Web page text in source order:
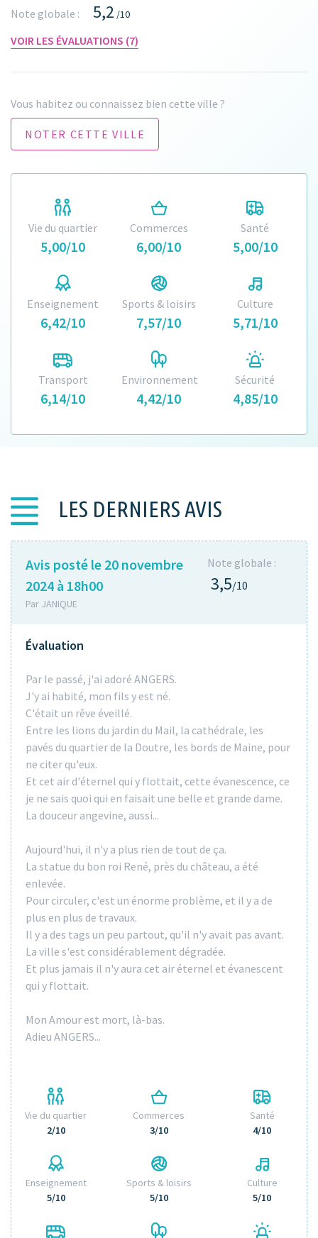
Note globale : 5,2 /10
VOIR LES ÉVALUATIONS (7)
Vous habitez ou connaissez bien cette ville ?
NOTER CETTE VILLE
Vie du quartier
5,00/10
Commerces
6,00/10
Santé
5,00/10
Enseignement
6,42/10
Sports & loisirs
7,57/10
Culture
5,71/10
Transport
6,14/10
Environnement
4,42/10
Sécurité
4,85/10
LES DERNIERS AVIS
Avis posté le 20 novembre
2024 à 18h00
Par JANIQUE
Note globale :
3,5/10
Évaluation
Par le passé, j'ai adoré ANGERS.
J'y ai habité, mon fils y est né.
C'était un rêve éveillé.
Entre les lions du jardin du Mail, la cathédrale, les
pavés du quartier de la Doutre, les bords de Maine, pour
ne citer qu'eux.
Et cet air d'éternel qui y flottait, cette évanescence, ce
je ne sais quoi qui en faisait une belle et grande dame.
La douceur angevine, aussi...
Aujourd'hui, il n'y a plus rien de tout de ça.
La statue du bon roi René, près du château, a été
enlevée.
Pour circuler, c'est un énorme problème, et il y a de
plus en plus de travaux.
Il y a des tags un peu partout, qu'il n'y avait pas avant.
La ville s'est considérablement dégradée.
Et plus jamais il n'y aura cet air éternel et évanescent
qui y flottait.
Mon Amour est mort, là-bas.
Adieu ANGERS...
Vie du quartier
2/10
Commerces
3/10
Santé
4/10
Enseignement
5/10
Sports & loisirs
5/10
Culture
5/10